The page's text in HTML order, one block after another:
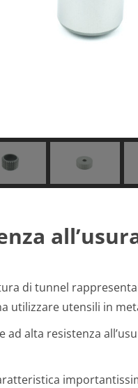
di tunnel
utilizzare utensili in
alta resistenza